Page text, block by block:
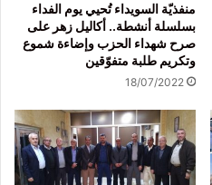
منفذيّة السويداء تُحيي يوم الفداء
بسلسلة أنشطة.. أكاليل زهر على
صرح شهداء الحزب وإضاءة شموع
وتكريم طلبة متفوّقين
18/07/2022